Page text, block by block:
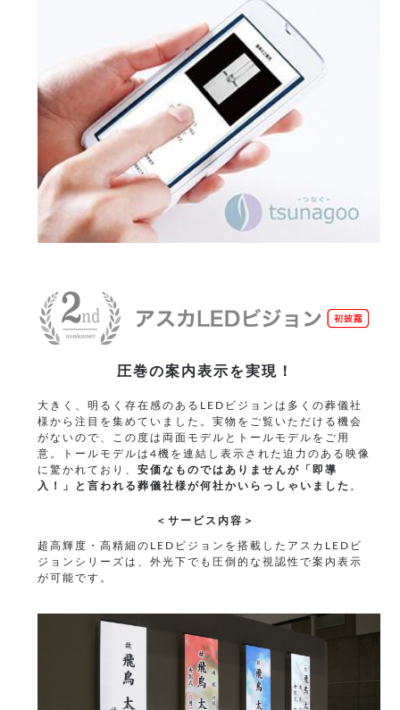
圧巻の案内表示を実現！
大きく、明るく存在感のあるLEDビジョンは多くの葬儀社
様から注目を集めていました。実物をご覧いただける機会
がないので、この度は両面モデルとトールモデルをご用
意。トールモデルは4機を連結し表示された迫力のある映像
に驚かれており、安価なものではありませんが「即導
入！」と言われる葬儀社様が何社かいらっしゃいました 。
＜サービス内容＞
超高輝度・高精細のLEDビジョンを搭載したアスカLEDビ
ジョンシリーズは、外光下でも圧倒的な視認性で案内表示
が可能です。